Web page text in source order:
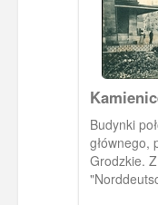
Grodzkim
Budynki
głównego,
Grodzkie.